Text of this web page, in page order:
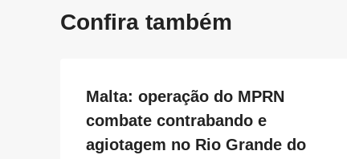
Confira também
Malta: operação do MPRN
combate contrabando e
agiotagem no Rio Grande do